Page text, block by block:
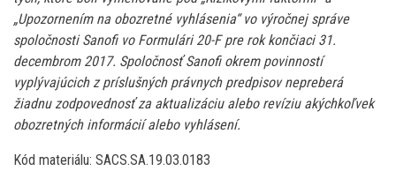
„Upozornením na obozretné vyhlásenia“ vo výročnej správe
spoločnosti Sanofi vo Formulári 20-F pre rok končiaci 31.
decembrom 2017. Spoločnosť Sanofi okrem povinností
vyplývajúcich z príslušných právnych predpisov nepreberá
žiadnu zodpovednosť za aktualizáciu alebo revíziu akýchkoľvek
obozretných informácií alebo vyhlásení.
Kód materiálu: SACS.SA.19.03.0183